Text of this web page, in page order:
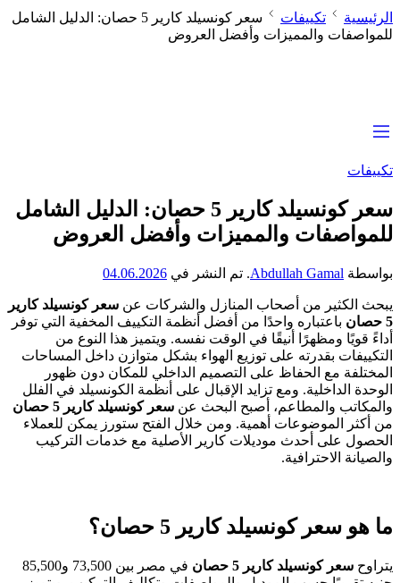
الرئيسية تكييفات
سعر كونسيلد كارير 5 حصان: الدليل الشامل
للمواصفات والمميزات وأفضل العروض
تكييفات
سعر كونسيلد كارير 5 حصان: الدليل الشامل
للمواصفات والمميزات وأفضل العروض
بواسطة Abdullah Gamal
. تم النشر في 04.06.2026
يبحث الكثير من أصحاب المنازل والشركات عن سعر كونسيلد كارير
5 حصان
باعتباره واحدًا من أفضل أنظمة التكييف المخفية التي توفر
أداءً قويًا ومظهرًا أنيقًا في الوقت نفسه. ويتميز هذا النوع من
التكييفات بقدرته على توزيع الهواء بشكل متوازن داخل المساحات
المختلفة مع الحفاظ على التصميم الداخلي للمكان دون ظهور
الوحدة الداخلية. ومع تزايد الإقبال على أنظمة الكونسيلد في الفلل
والمكاتب والمطاعم، أصبح البحث عن سعر كونسيلد كارير 5 حصان
من أكثر الموضوعات أهمية. ومن خلال الفتح ستورز يمكن للعملاء
الحصول على أحدث موديلات كارير الأصلية مع خدمات التركيب
والصيانة الاحترافية.
ما هو سعر كونسيلد كارير 5 حصان؟
يتراوح سعر كونسيلد كارير 5 حصان
في مصر بين 73,500 و85,500